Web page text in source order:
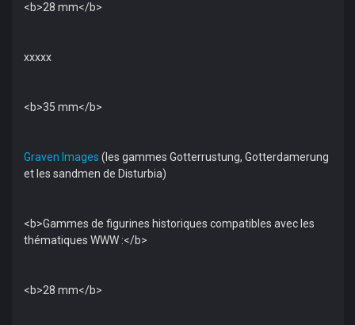
<b>28 mm</b>
xxxxx
<b>35 mm</b>
Graven Images (les gammes Gotterrustung, Gotterdamerung
et les sandmen de Disturbia)
<b>Gammes de figurines historiques compatibles avec les
thématiques WWW :</b>
<b>28 mm</b>